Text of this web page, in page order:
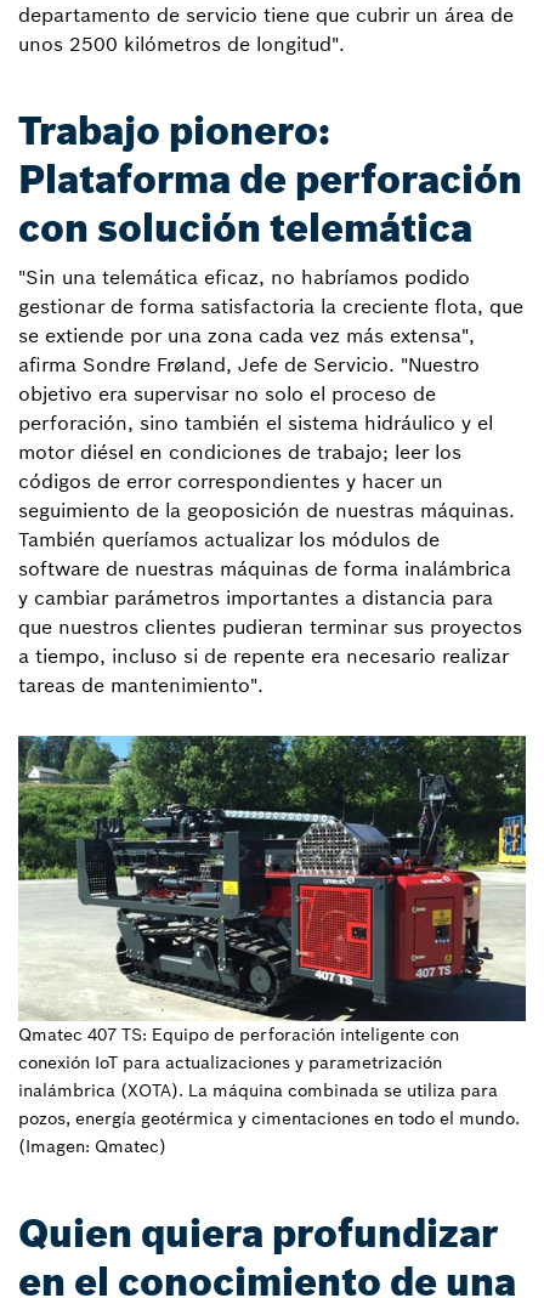
departamento de servicio tiene que cubrir un área de
unos 2500 kilómetros de longitud".
Trabajo pionero:
Plataforma de perforación
con solución telemática
"Sin una telemática eficaz, no habríamos podido
gestionar de forma satisfactoria la creciente flota, que
se extiende por una zona cada vez más extensa",
afirma Sondre Frøland, Jefe de Servicio. "Nuestro
objetivo era supervisar no solo el proceso de
perforación, sino también el sistema hidráulico y el
motor diésel en condiciones de trabajo; leer los
códigos de error correspondientes y hacer un
seguimiento de la geoposición de nuestras máquinas.
También queríamos actualizar los módulos de
software de nuestras máquinas de forma inalámbrica
y cambiar parámetros importantes a distancia para
que nuestros clientes pudieran terminar sus proyectos
a tiempo, incluso si de repente era necesario realizar
tareas de mantenimiento".
Qmatec 407 TS: Equipo de perforación inteligente con
conexión IoT para actualizaciones y parametrización
inalámbrica (XOTA). La máquina combinada se utiliza para
pozos, energía geotérmica y cimentaciones en todo el mundo.
(Imagen: Qmatec)
Quien quiera profundizar
en el conocimiento de una